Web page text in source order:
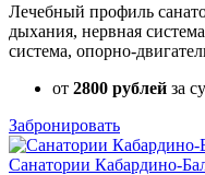
Лечебный профиль
дыхания, нервная
система, опорно-
от 2800 рублей за
Забронировать
Санатории Кабардино-